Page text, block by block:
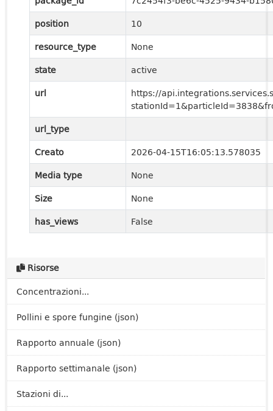
Risorse
Concentrazioni...
Pollini e spore fungine (json)
Rapporto annuale (json)
Rapporto settimanale (json)
Stazioni di...
position
10
resource_type
None
state
active
url
https://
url_type
Creato
2026-04-15T16:05:13.578035
Media type
None
Size
None
has_views
False